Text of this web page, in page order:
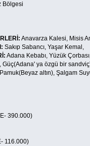
Bölgesi
Anavarza Kalesi, Misis
Sakıp Sabancı, Yaşar Kemal,
Adana Kebabı, Yüzük
Güç(Adana' ya özgü bir
Pamuk(Beyaz altın), Şalgam
390.000)
116.000)